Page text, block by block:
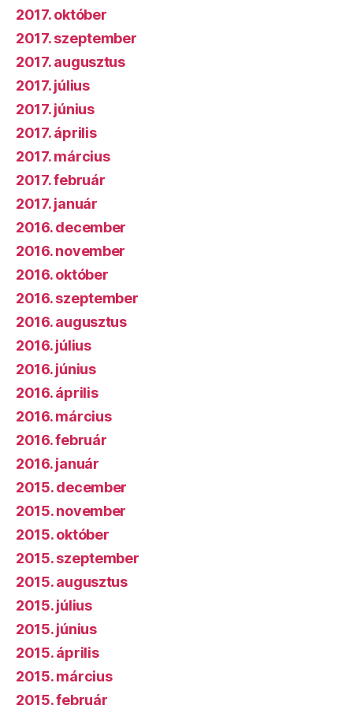
2017. október
2017. szeptember
2017. augusztus
2017. július
2017. június
2017. április
2017. március
2017. február
2017. január
2016. december
2016. november
2016. október
2016. szeptember
2016. augusztus
2016. július
2016. június
2016. április
2016. március
2016. február
2016. január
2015. december
2015. november
2015. október
2015. szeptember
2015. augusztus
2015. július
2015. június
2015. április
2015. március
2015. február